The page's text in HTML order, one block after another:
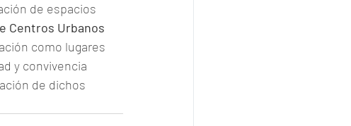
de espacios
Centros Urbanos
como lugares
y convivencia
de dichos